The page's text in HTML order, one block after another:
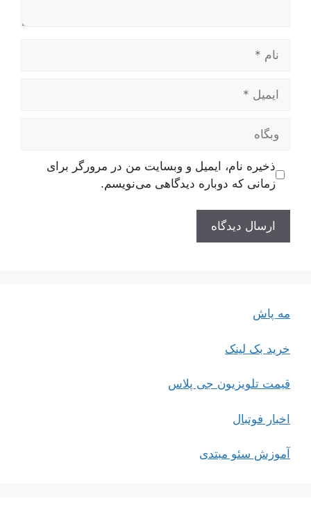
وبگاه
ذخیره نام، ایمیل و وبسایت من در مرورگر برای
زمانی که دوباره دیدگاهی می‌نویسم.
مه پاش
خرید بک لینک
قیمت تلویزیون جی پلاس
اخبار فوتبال
آموزش سئو مبتدی